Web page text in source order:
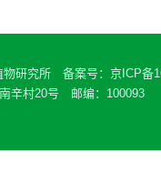
研究所 备案号： 京ICP备
辛村20号 邮编：100093